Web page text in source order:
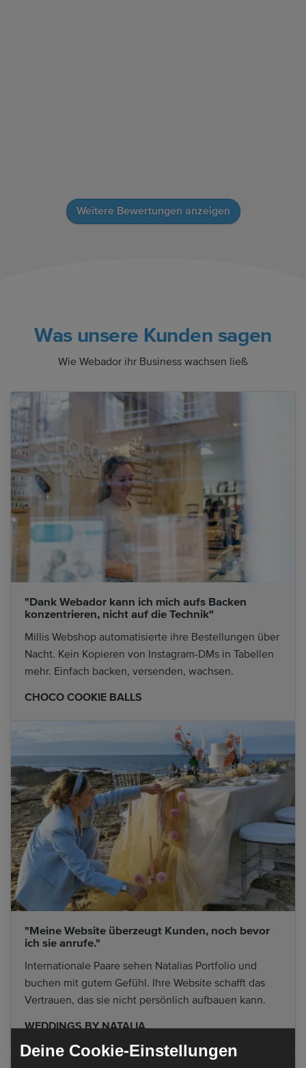
Weitere Bewertungen anzeigen
Was unsere Kunden sagen
Wie Webador ihr Business wachsen ließ
"Dank Webador kann ich mich aufs Backen
konzentrieren, nicht auf die Technik"
Millis Webshop automatisierte ihre Bestellungen über
Nacht. Kein Kopieren von Instagram-DMs in Tabellen
mehr. Einfach backen, versenden, wachsen.
CHOCO COOKIE BALLS
"Meine Website überzeugt Kunden, noch bevor
ich sie anrufe."
Internationale Paare sehen Natalias Portfolio und
buchen mit gutem Gefühl. Ihre Website schafft das
Vertrauen, das sie nicht persönlich aufbauen kann.
WEDDINGS BY NATALIA
Deine Cookie-Einstellungen